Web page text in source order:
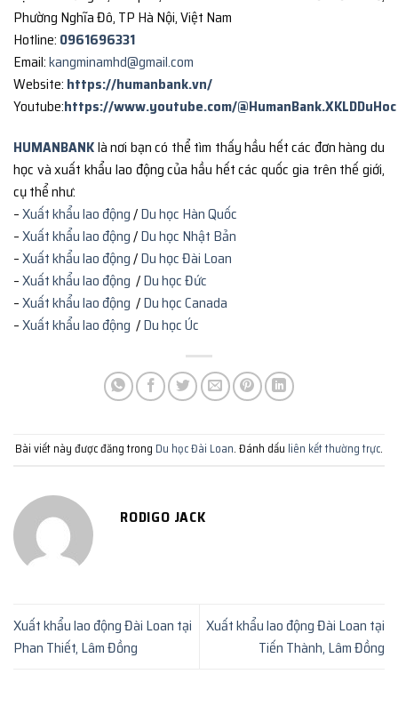
Phường Nghĩa Đô, TP Hà Nội, Việt Nam
Hotline: 0961696331
Email:kangminamhd@gmail.com
Website: https://humanbank.vn/
Youtube:https://www.youtube.com/@HumanBank.XKLDDuHoc
HUMANBANKlà nơi bạn có thể tìm thấy hầu hết các đơn hàng du
học và xuất khẩu lao động của hầu hết các quốc gia trên thế giới,
cụ thể như:
–Xuất khẩu lao động/Du học Hàn Quốc
–Xuất khẩu lao động/Du học Nhật Bản
–Xuất khẩu lao động/Du học Đài Loan
–Xuất khẩu lao động /Du học Đức
–Xuất khẩu lao động /Du học Canada
–Xuất khẩu lao động /Du học Úc
Bài viết này được đăng trong Du học Đài Loan. Đánh dấu liên kết thường trực.
RODIGO JACK
Xuất khẩu lao động Đài Loan tại
Phan Thiết, Lâm Đồng
Xuất khẩu lao động Đài Loan tại
Tiến Thành, Lâm Đồng